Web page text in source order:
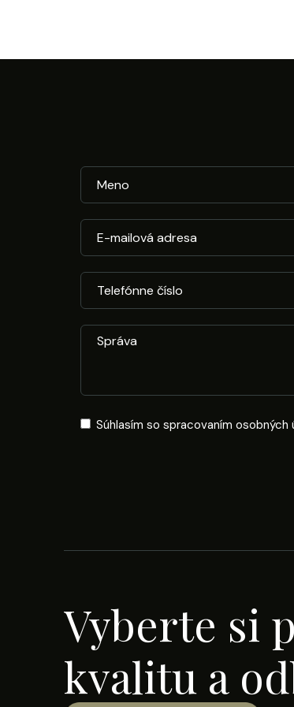
Súhlasím so spracovaním osobných
Vyberte si
kvalitu a